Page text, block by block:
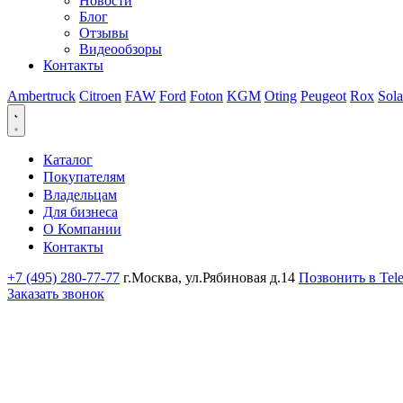
Блог
Отзывы
Видеообзоры
Контакты
Ambertruck Citroen FAW Ford Foton KGM Oting Peugeot Rox
Каталог
Покупателям
Владельцам
Для бизнеса
О Компании
Контакты
+7 (495) 280-77-77 г.Москва, ул.Рябиновая д.14 Позвонить в
Заказать звонок